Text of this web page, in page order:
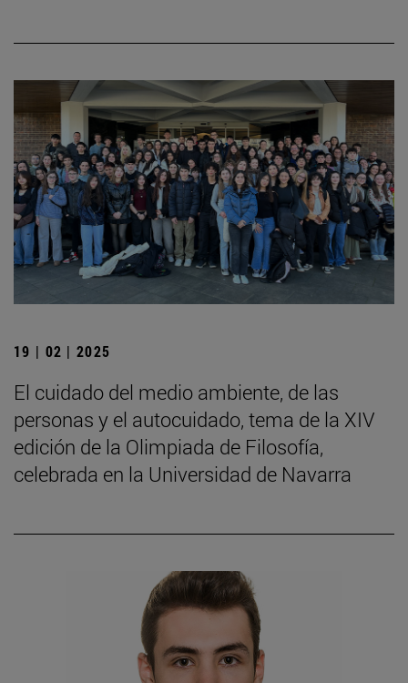
19 | 02 | 2025
El cuidado del medio ambiente, de las
personas y el autocuidado, tema de la XIV
edición de la Olimpiada de Filosofía,
celebrada en la Universidad de Navarra